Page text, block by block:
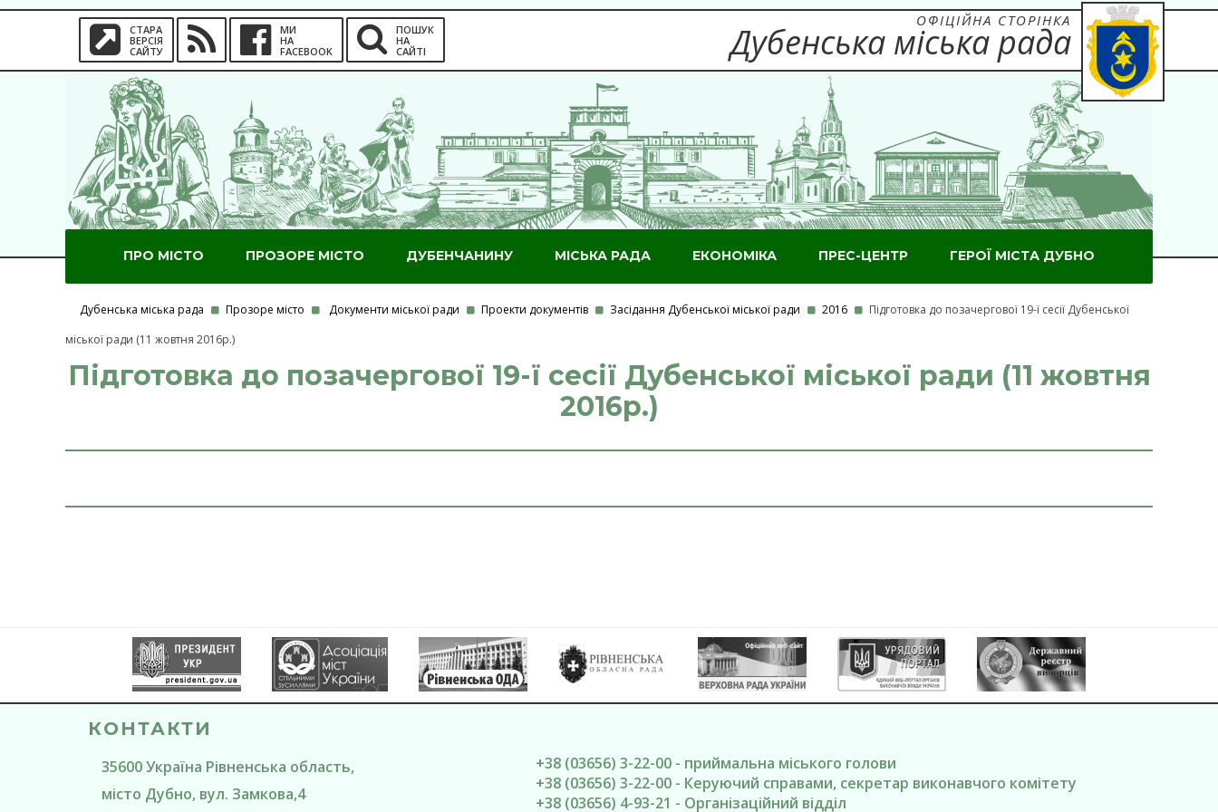
СТАРА
ВЕРСІЯ
САЙТУ
МИ
НА
FACEBOOK
ПОШУК
НА
САЙТІ
ОФІЦІЙНА СТОРІНКА
Дубенська міська рада
ПРО МІСТО ПРОЗОРЕ МІСТО ДУБЕНЧАНИНУ МІСЬКА РАДА ЕКОНОМІКА ПРЕС-ЦЕНТР ГЕРОЇ МІСТА ДУБНО
Дубенська міська рада Прозоре місто Документи міської ради Проекти документів Засідання Дубенської міської ради 2016
Підготовка до позачергової 19-ї сесії Дубенської
міської ради (11 жовтня 2016р.)
Підготовка до позачергової 19-ї сесії Дубенської міської ради (11 жовтня
2016р.)
КОНТАКТИ
35600Україна Рівненська область,
місто Дубно, вул. Замкова,4
+38 (03656) 3-22-00 - приймальна міського голови
+38 (03656) 3-22-00 - Керуючий справами, секретар виконавчого комітету
+38 (03656) 4-93-21 - Організаційний відділ